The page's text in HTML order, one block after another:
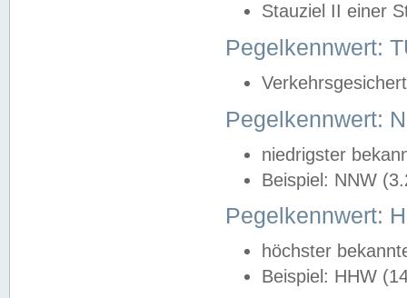
Stauziel II einer
Pegelkennwert:
Pegelkennwert:
niedrigster
Beispiel: NNW
Pegelkennwert:
höchster
Beispiel: HHW